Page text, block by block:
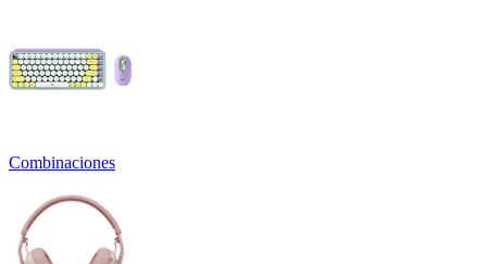
Combinaciones